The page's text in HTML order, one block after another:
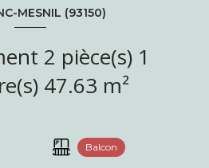
MESNIL (93150)
1
chambre(s) 47.63 m²
Balcon